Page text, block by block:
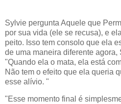
Sylvie pergunta Aquele que
por sua vida (ele se recusa), e
peito. Isso tem consolo que ela
de uma maneira diferente agora,
"Quando ela o mata, ela está
Não tem o efeito que ela queria
esse alívio. "
"Esse momento final é